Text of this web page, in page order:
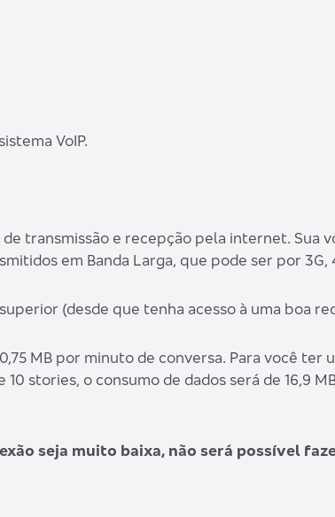
VoIP.
transmissão e recepção pela internet. Sua
em Banda Larga, que pode ser por 3G,
(desde que tenha acesso à uma boa
MB por minuto de conversa. Para você ter
stories, o consumo de dados será de 16,9
seja muito baixa, não será possível